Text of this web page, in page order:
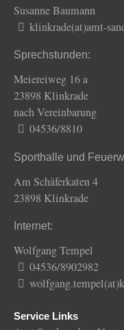
Susanne Baumann
klinkrade(at)amt-
Sprechstunden:
Meiereiweg 16 a
23898 Klinkrade
nach Vereinbarung
04536/8810
Sporthalle und
Am Schäferkaten 4
23898 Klinkrade
Internet:
Wolfgang Tempel
04536/8902982
Service Links